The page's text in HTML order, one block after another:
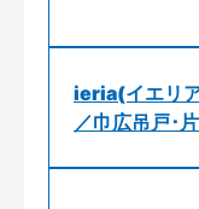
ieria(イエリ
／巾広吊戸･